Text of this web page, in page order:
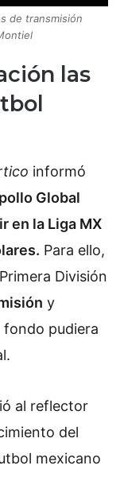
de transmisión
las
informó
Global
en la Liga MX
Para ello,
División
y
fondo pudiera
al reflector
del
mexicano